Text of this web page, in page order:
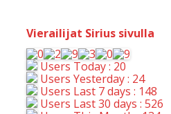
Vierailijat Sirius sivulla
Users Today : 20
Users Yesterday : 24
Users Last 7 days : 148
Users Last 30 days : 526